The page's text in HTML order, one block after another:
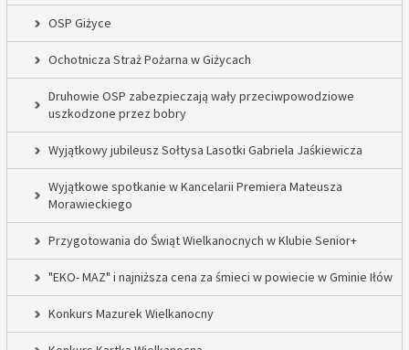
OSP Giżyce
Ochotnicza Straż Pożarna w Giżycach
Druhowie OSP zabezpieczają wały przeciwpowodziowe
uszkodzone przez bobry
Wyjątkowy jubileusz Sołtysa Lasotki Gabriela Jaśkiewicza
Wyjątkowe spotkanie w Kancelarii Premiera Mateusza
Morawieckiego
Przygotowania do Świąt Wielkanocnych w Klubie Senior+
"EKO- MAZ" i najniższa cena za śmieci w powiecie w Gminie Iłów
Konkurs Mazurek Wielkanocny